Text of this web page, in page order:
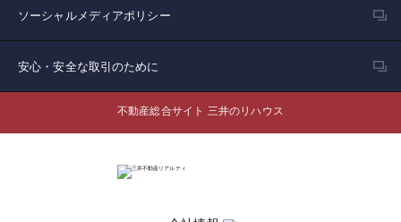
ソーシャルメディアポリシー
安心・安全な取引のために
不動産総合サイト 三井のリハウス